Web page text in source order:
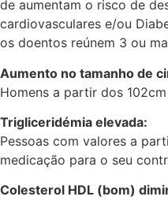
de aumentam o risco de
cardiovasculares e/ou
os doentos reúnem 3 ou
Aumento no tamanho de
Homens a partir dos
Trigliceridémia elevada:
Pessoas com valores a
medicação para o seu
Colesterol HDL (bom)